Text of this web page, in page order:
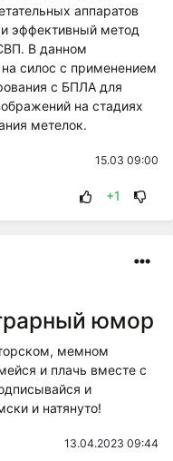
аппаратов
эффективный метод
В данном
силос с применением
с БПЛА для
на стадиях
метелок.
15.03 09:00
+1
юмор
мемном
и плачь вместе с
и
и натянуто!
13.04.2023 09:44